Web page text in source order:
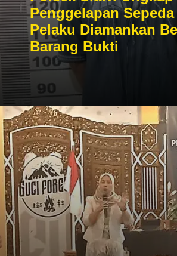
Penggelapan
Pelaku Diamankan
Barang Bukti